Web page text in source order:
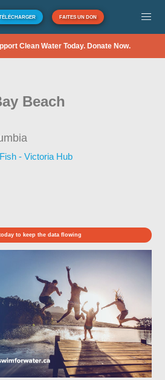
FAITES UN DON
Clean Water Today. Donate Now.
Beach
- Victoria Hub
to keep the data flowing